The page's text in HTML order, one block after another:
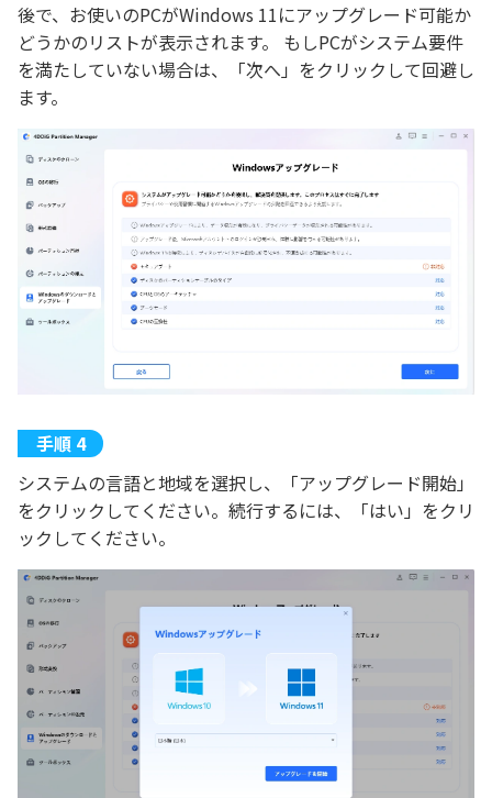
後で、お使いのPCがWindows 11にアップグレード可能か
どうかのリストが表示されます。 もしPCがシステム要件
を満たしていない場合は、「次へ」をクリックして回避し
ます。
システムの言語と地域を選択し、「アップグレード開始」
をクリックしてください。続行するには、「はい」をクリ
ックしてください。